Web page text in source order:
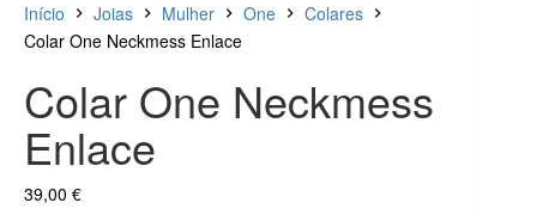
Início Joias Mulher One
Colares
Colar One Neckmess Enlace
Colar One Neckmess
Enlace
39,00 €